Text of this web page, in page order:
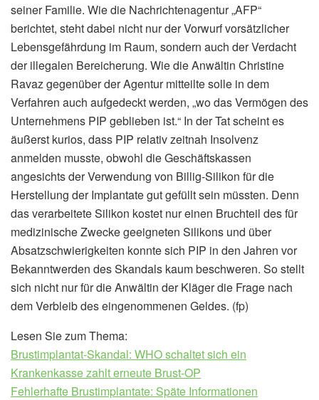
seiner Familie. Wie die Nachrichtenagentur „AFP“
berichtet, steht dabei nicht nur der Vorwurf vorsätzlicher
Lebensgefährdung im Raum, sondern auch der Verdacht
der illegalen Bereicherung. Wie die Anwältin Christine
Ravaz gegenüber der Agentur mitteilte solle in dem
Verfahren auch aufgedeckt werden, „wo das Vermögen des
Unternehmens PIP geblieben ist.“ In der Tat scheint es
äußerst kurios, dass PIP relativ zeitnah Insolvenz
anmelden musste, obwohl die Geschäftskassen
angesichts der Verwendung von Billig-Silikon für die
Herstellung der Implantate gut gefüllt sein müssten. Denn
das verarbeitete Silikon kostet nur einen Bruchteil des für
medizinische Zwecke geeigneten Silikons und über
Absatzschwierigkeiten konnte sich PIP in den Jahren vor
Bekanntwerden des Skandals kaum beschweren. So stellt
sich nicht nur für die Anwältin der Kläger die Frage nach
dem Verbleib des eingenommenen Geldes. (fp)
Lesen Sie zum Thema:
Brustimplantat-Skandal: WHO schaltet sich ein
Krankenkasse zahlt erneute Brust-OP
Fehlerhafte Brustimplantate: Späte Informationen